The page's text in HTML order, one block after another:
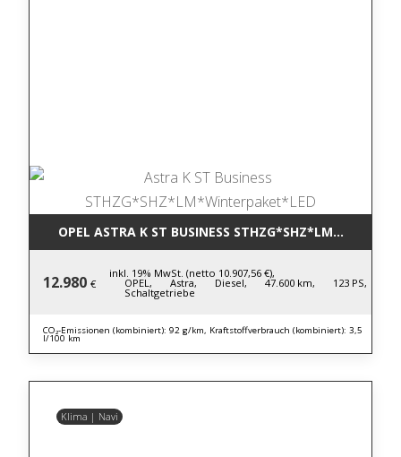
OPEL ASTRA K ST BUSINESS
12.980 €
inkl. 19% MwSt. (netto 10.907,56 €),
OPEL, Astra, Diesel, 47.600 km, 123 PS,
Schaltgetriebe
CO₂-Emissionen (kombiniert): 92 g/km, Kraftstoffverbrauch (kombiniert): 3,5
l/100 km
Klima | Navi